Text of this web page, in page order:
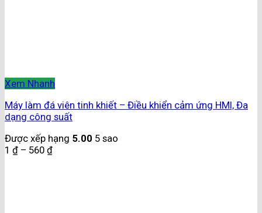
Xem Nhanh
Máy làm đá viên tinh khiết – Điều khiển cảm ứng HMI, Đa
dạng công suất
Được xếp hạng 5.00 5 sao
1 ₫ – 560 ₫